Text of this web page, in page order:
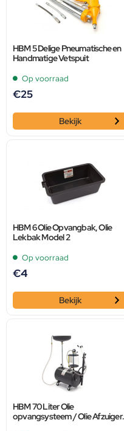
HBM 5 Delige Pneumatische en
Handmatige Vetspuit
Op voorraad
€25
Bekijk
HBM 6 Olie Opvangbak, Olie
Lekbak Model 2
Op voorraad
€4
Bekijk
HBM 70 Liter Olie
opvangsysteem / Olie Afzuiger,